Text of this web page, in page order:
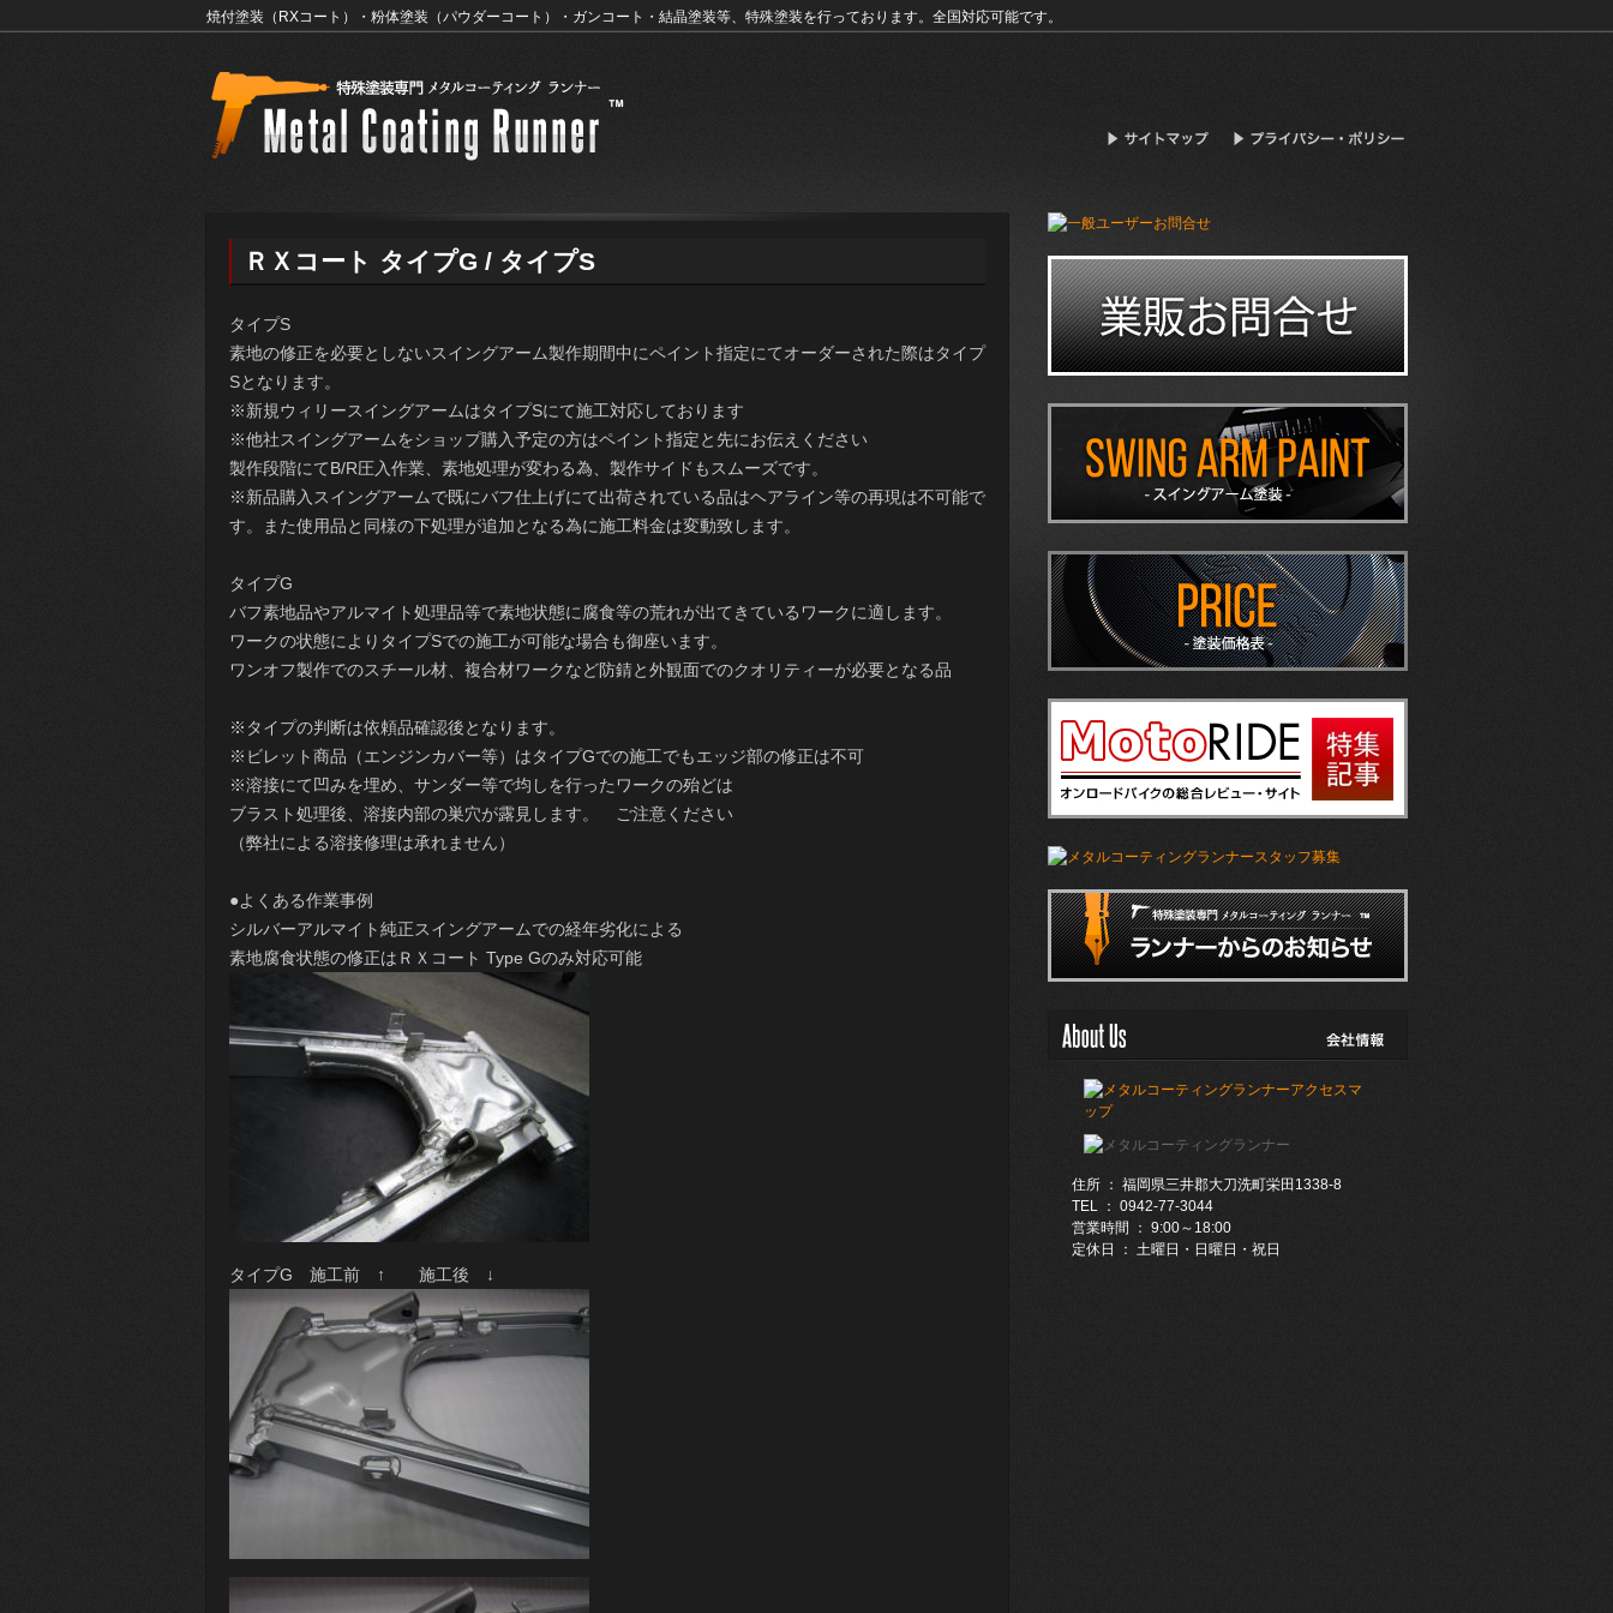
焼付塗装（RXコート）・粉体塗装（パウダーコート）・ガンコート・結晶塗装等、特殊塗装を行っております。全国対応可能です。
ＲＸコート タイプG / タイプS
タイプS
素地の修正を必要としないスイングアーム製作期間中にペイント指定にてオーダーされた際はタイプ
Sとなります。
※新規ウィリースイングアームはタイプSにて施工対応しております
※他社スイングアームをショップ購入予定の方はペイント指定と先にお伝えください
製作段階にてB/R圧入作業、素地処理が変わる為、製作サイドもスムーズです。
※新品購入スイングアームで既にバフ仕上げにて出荷されている品はヘアライン等の再現は不可能で
す。また使用品と同様の下処理が追加となる為に施工料金は変動致します。
タイプG
バフ素地品やアルマイト処理品等で素地状態に腐食等の荒れが出てきているワークに適します。
ワークの状態によりタイプSでの施工が可能な場合も御座います。
ワンオフ製作でのスチール材、複合材ワークなど防錆と外観面でのクオリティーが必要となる品
※タイプの判断は依頼品確認後となります。
※ビレット商品（エンジンカバー等）はタイプGでの施工でもエッジ部の修正は不可
※溶接にて凹みを埋め、サンダー等で均しを行ったワークの殆どは
ブラスト処理後、溶接内部の巣穴が露見します。 ご注意ください
（弊社による溶接修理は承れません）
●よくある作業事例
シルバーアルマイト純正スイングアームでの経年劣化による
素地腐食状態の修正はＲＸコート Type Gのみ対応可能
タイプG 施工前 ↑ 施工後 ↓
住所 ： 福岡県三井郡大刀洗町栄田1338-8
TEL ： 0942-77-3044
営業時間 ： 9:00～18:00
定休日 ： 土曜日・日曜日・祝日